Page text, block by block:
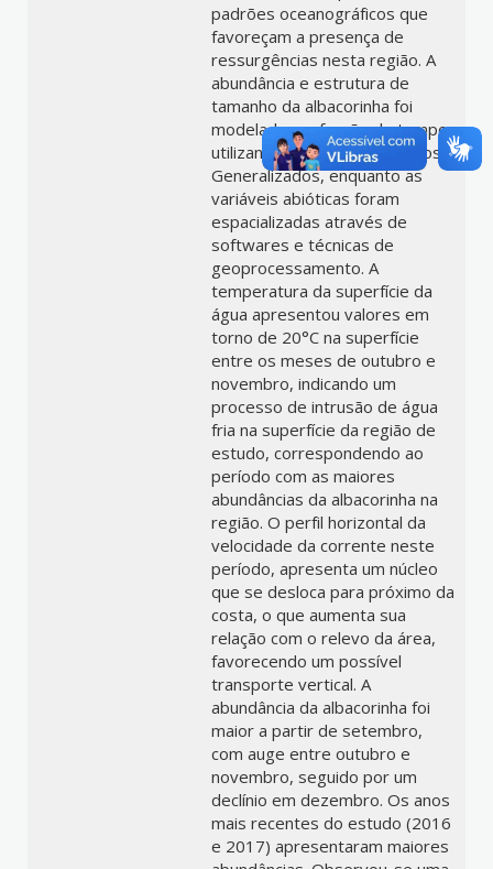
padrões oceanográficos que
favoreçam a presença de
ressurgências nesta região. A
abundância e estrutura de
tamanho da albacorinha foi
modelada em função do tempo,
utilizando os Modelos Aditivos
Generalizados, enquanto as
variáveis abióticas foram
espacializadas através de
softwares e técnicas de
geoprocessamento. A
temperatura da superfície da
água apresentou valores em
torno de 20°C na superfície
entre os meses de outubro e
novembro, indicando um
processo de intrusão de água
fria na superfície da região de
estudo, correspondendo ao
período com as maiores
abundâncias da albacorinha na
região. O perfil horizontal da
velocidade da corrente neste
período, apresenta um núcleo
que se desloca para próximo da
costa, o que aumenta sua
relação com o relevo da área,
favorecendo um possível
transporte vertical. A
abundância da albacorinha foi
maior a partir de setembro,
com auge entre outubro e
novembro, seguido por um
declínio em dezembro. Os anos
mais recentes do estudo (2016
e 2017) apresentaram maiores